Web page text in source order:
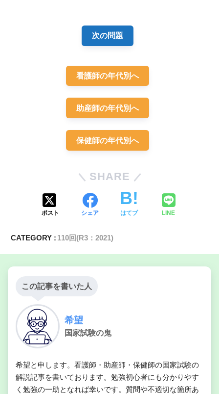
量）
次の問題
看護師の年代別へ
助産師の年代別へ
保健師の年代別へ
SHARE
ポスト シェア はてブ LINE
CATEGORY : 110回(R3：2021)
この記事を書いた人
希望
国家試験の鬼
希望と申します。看護師・助産師・保健師の国家試験の
解説記事を書いております。勉強初心者にも分かりやす
く勉強の一助となれば幸いです。質問や不適切な箇所あ